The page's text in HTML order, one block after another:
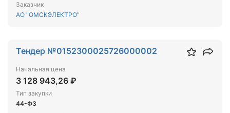
асфальтобетонного покрытия после строительства
объекте: «Канализационная насосная станция
участка с кадастровым номером:
55:36:070107:3204, местоположение установлено
относительно 2-этажного кирпичного строения по
адресу: г. Омск, САО, ул. 1-я Затонская, 13а».
Заказчик
АО "ОМСКЭЛЕКТРО"
Тендер №0152300025726000002
Начальная цена
3 128 943,26 ₽
Тип закупки
44-ФЗ